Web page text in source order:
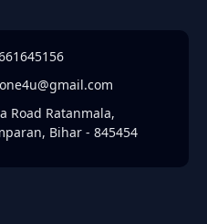
Road Ratanmala,
Bihar - 845454